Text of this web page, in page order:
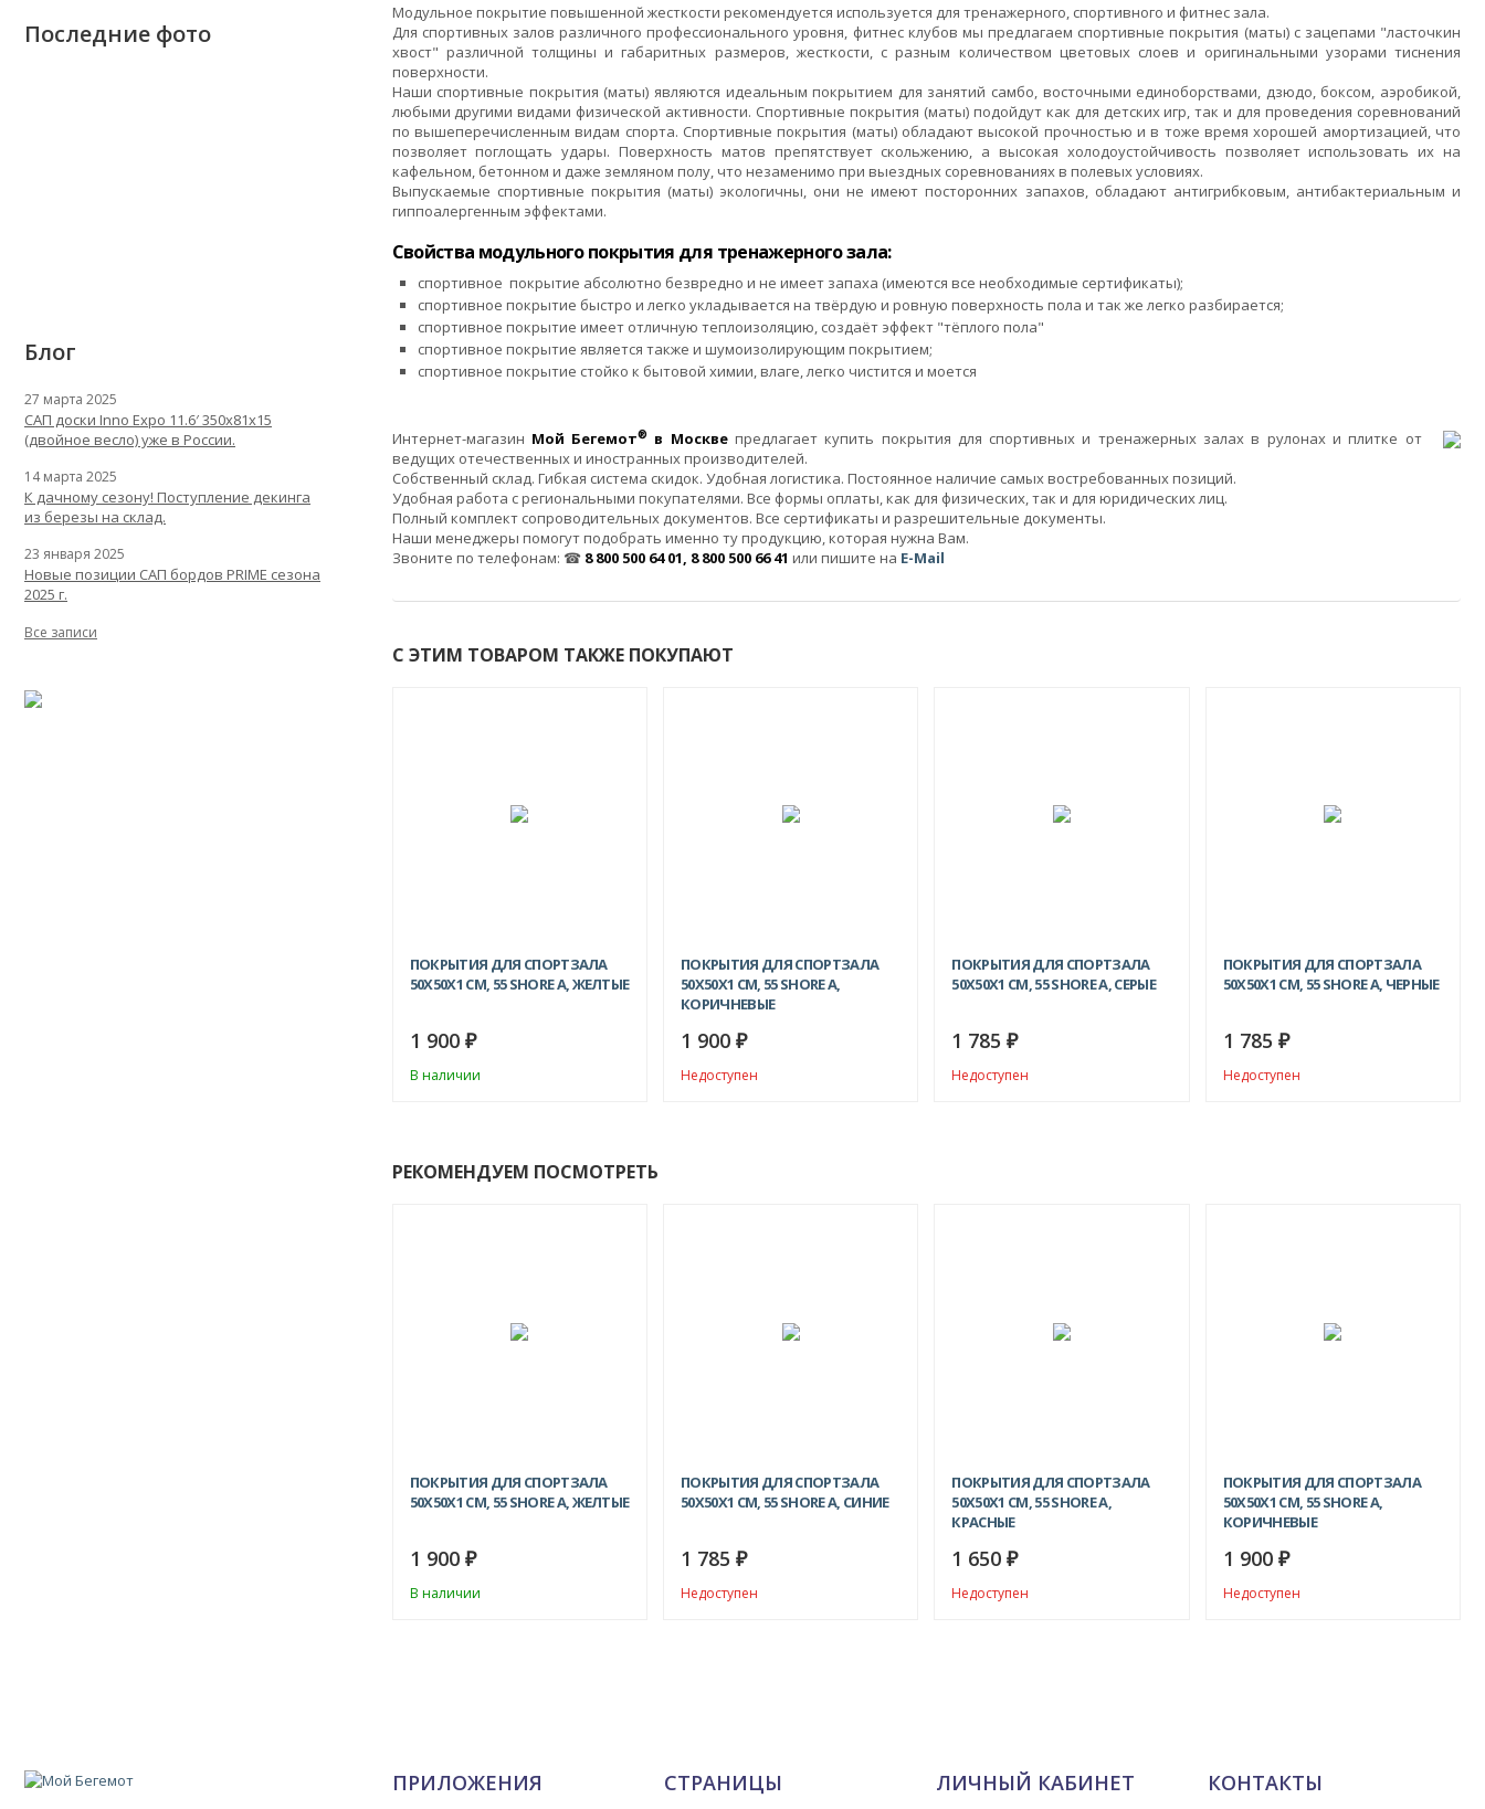
Модульное покрытие повышенной жесткости рекомендуется используется для тренажерного, спортивного и фитнес зала.
Для спортивных залов различного профессионального уровня, фитнес клубов мы предлагаем спортивные покрытия (маты) с зацепами "ласточкин
хвост" различной толщины и габаритных размеров, жесткости, с разным количеством цветовых слоев и оригинальными узорами тиснения
поверхности.
Наши спортивные покрытия (маты) являются идеальным покрытием для занятий самбо, восточными единоборствами, дзюдо, боксом, аэробикой,
любыми другими видами физической активности. Спортивные покрытия (маты) подойдут как для детских игр, так и для проведения соревнований
по вышеперечисленным видам спорта. Спортивные покрытия (маты) обладают высокой прочностью и в тоже время хорошей амортизацией, что
позволяет поглощать удары. Поверхность матов препятствует скольжению, а высокая холодоустойчивость позволяет использовать их на
кафельном, бетонном и даже земляном полу, что незаменимо при выездных соревнованиях в полевых условиях.
Выпускаемые спортивные покрытия (маты) экологичны, они не имеют посторонних запахов, обладают антигрибковым, антибактериальным и
гиппоалергенным эффектами.
Свойства модульного покрытия для тренажерного зала:
спортивное покрытие абсолютно безвредно и не имеет запаха (имеются все необходимые сертификаты);
спортивное покрытие быстро и легко укладывается на твёрдую и ровную поверхность пола и так же легко разбирается;
спортивное покрытие имеет отличную теплоизоляцию, создаёт эффект "тёплого пола"
спортивное покрытие является также и шумоизолирующим покрытием;
спортивное покрытие стойко к бытовой химии, влаге, легко чистится и моется
Интернет-магазин Мой Бегемот® в Москвепредлагает купить покрытия для спортивных и тренажерных залах в рулонах и плитке от
ведущих отечественных и иностранных производителей.
Собственный склад. Гибкая система скидок. Удобная логистика. Постоянное наличие самых востребованных позиций.
Удобная работа с региональными покупателями. Все формы оплаты, как для физических, так и для юридических лиц.
Полный комплект сопроводительных документов. Все сертификаты и разрешительные документы.
Наши менеджеры помогут подобрать именно ту продукцию, которая нужна Вам.
Звоните по телефонам: ☎ 8 800 500 64 01, 8 800 500 66 41 или пишите на E-Mail
С ЭТИМ ТОВАРОМ ТАКЖЕ ПОКУПАЮТ
ПОКРЫТИЯ ДЛЯ СПОРТЗАЛА
50Х50X1 СМ, 55 SHORE A, ЖЕЛТЫЕ
1 900 ₽
В наличии
ПОКРЫТИЯ ДЛЯ СПОРТЗАЛА
50Х50X1 СМ, 55 SHORE A,
КОРИЧНЕВЫЕ
1 900 ₽
Недоступен
ПОКРЫТИЯ ДЛЯ СПОРТЗАЛА
50Х50X1 СМ, 55 SHORE A, СЕРЫЕ
1 785₽
Недоступен
ПОКРЫТИЯ ДЛЯ СПОРТЗАЛА
50Х50X1 СМ, 55 SHORE A, ЧЕРНЫЕ
1 785 ₽
Недоступен
РЕКОМЕНДУЕМ ПОСМОТРЕТЬ
ПОКРЫТИЯ ДЛЯ СПОРТЗАЛА
50Х50X1 СМ, 55 SHORE A, ЖЕЛТЫЕ
1 900 ₽
В наличии
ПОКРЫТИЯ ДЛЯ СПОРТЗАЛА
50Х50X1 СМ, 55 SHORE A, СИНИЕ
1 785 ₽
Недоступен
ПОКРЫТИЯ ДЛЯ СПОРТЗАЛА
50Х50X1 СМ, 55 SHORE A,
КРАСНЫЕ
1 650₽
Недоступен
ПОКРЫТИЯ ДЛЯ СПОРТЗАЛА
50Х50X1 СМ, 55 SHORE A,
КОРИЧНЕВЫЕ
1 900 ₽
Недоступен
Последние фото
Блог
27 марта 2025
САП доски Inno Expo 11.6′ 350x81x15
(двойное весло) уже в России.
14 марта 2025
К дачному сезону! Поступление декинга
из березы на склад.
23 января 2025
Новые позиции САП бордов PRIME сезона
2025 г.
Все записи
ПРИЛОЖЕНИЯ СТРАНИЦЫ ЛИЧНЫЙ КАБИНЕТ КОНТАКТЫ